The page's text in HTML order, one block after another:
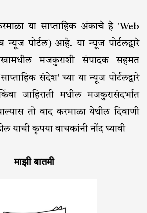
या साप्ताहिक अंकाचे हे 'Web
पोर्टल) आहे. या न्यूज पोर्टलद्वारे
लेखामधील मजकुराशी संपादक सहमत
संदेश' च्या या न्यूज पोर्टलद्वारे
जाहिराती मधील मजकुरासंदर्भात
तो वाद करमाळा येथील दिवाणी
याची कृपया वाचकांनी नोंद घ्यावी
माझी बातमी